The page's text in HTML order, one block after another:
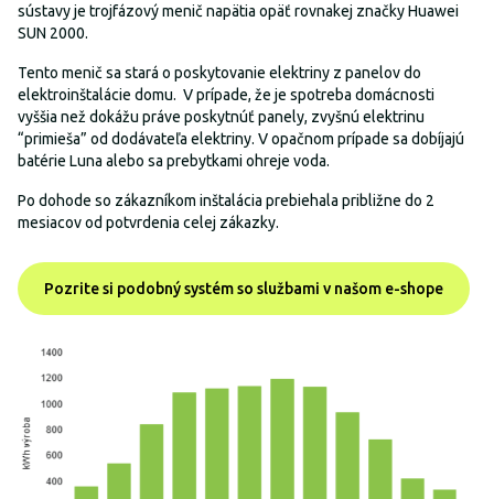
sústavy je trojfázový menič napätia opäť rovnakej značky Huawei
SUN 2000.
Tento menič sa stará o poskytovanie elektriny z panelov do
elektroinštalácie domu. V prípade, že je spotreba domácnosti
vyššia než dokážu práve poskytnúť panely, zvyšnú elektrinu
“primieša” od dodávateľa elektriny. V opačnom prípade sa dobíjajú
batérie Luna alebo sa prebytkami ohreje voda.
Po dohode so zákazníkom inštalácia prebiehala približne do 2
mesiacov od potvrdenia celej zákazky.
Pozrite si podobný systém so službami v našom e-shope